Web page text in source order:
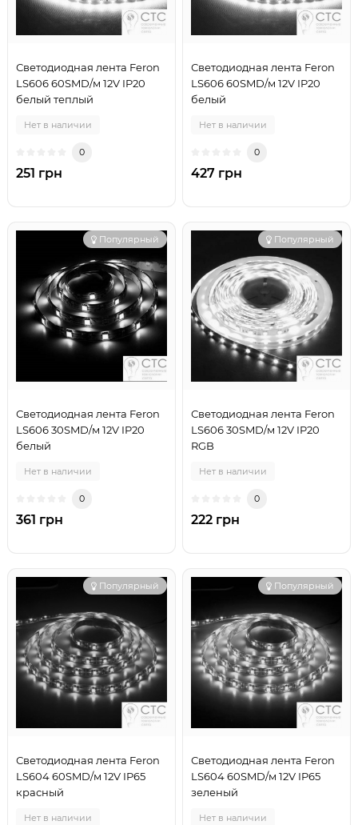
Светодиодная лента Feron
LS606 60SMD/м 12V IP20
белый теплый
Нет в наличии
0
251 грн
Светодиодная лента Feron
LS606 60SMD/м 12V IP20
белый
Нет в наличии
0
427 грн
Популярный
Светодиодная лента Feron
LS606 30SMD/м 12V IP20
белый
Нет в наличии
0
361 грн
Популярный
Светодиодная лента Feron
LS606 30SMD/м 12V IP20
RGB
Нет в наличии
0
222 грн
Популярный
Светодиодная лента Feron
LS604 60SMD/м 12V IP65
красный
Нет в наличии
Популярный
Светодиодная лента Feron
LS604 60SMD/м 12V IP65
зеленый
Нет в наличии